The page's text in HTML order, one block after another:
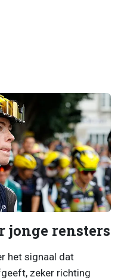
jonge rensters
het signaal dat
zeker richting